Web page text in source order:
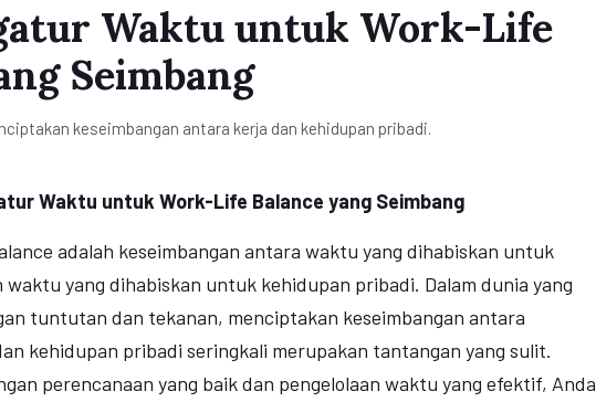
Waktu untuk Work-Life
Seimbang
keseimbangan antara kerja dan kehidupan pribadi.
Waktu untuk Work-Life Balance yang Seimbang
adalah keseimbangan antara waktu yang dihabiskan untuk
waktu yang dihabiskan untuk kehidupan pribadi. Dalam dunia yang
tuntutan dan tekanan, menciptakan keseimbangan antara
kehidupan pribadi seringkali merupakan tantangan yang sulit.
perencanaan yang baik dan pengelolaan waktu yang efektif, Anda